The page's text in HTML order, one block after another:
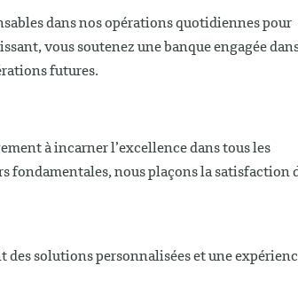
dans nos opérations quotidiennes pour
vous soutenez une banque engagée
futures.
à incarner l’excellence dans tous les
fondamentales, nous plaçons la satisfaction
des solutions personnalisées et une